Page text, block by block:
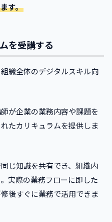
す。
を受講する
織全体のデジタルスキル向
が企業の業務内容や課題を
たカリキュラムを提供しま
じ知識を共有でき、組織内
実際の業務フローに即した
後すぐに業務で活用できま